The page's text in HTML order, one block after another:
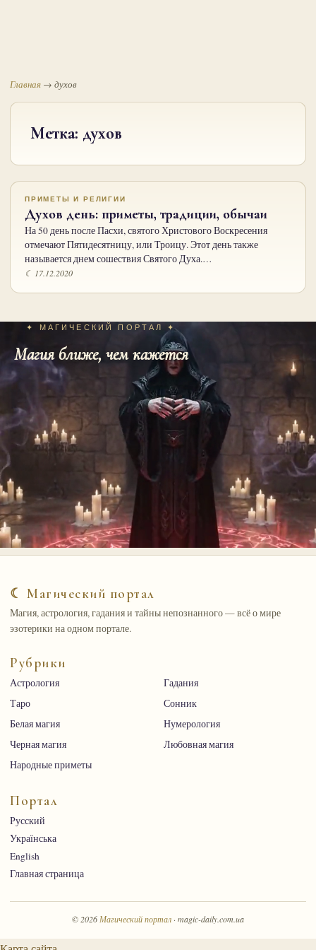
Главная → духов
Метка: духов
ПРИМЕТЫ И РЕЛИГИИ
Духов день: приметы, традиции, обычаи
На 50 день после Пасхи, святого Христового Воскресения
отмечают Пятидесятницу, или Троицу. Этот день также
называется днем сошествия Святого Духа.…
☾ 17.12.2020
✦ МАГИЧЕСКИЙ ПОРТАЛ ✦
Магия ближе, чем кажется
☾ Магический портал
Магия, астрология, гадания и тайны непознанного — всё о мире
эзотерики на одном портале.
Рубрики
Астрология
Гадания
Таро
Сонник
Белая магия
Нумерология
Черная магия
Любовная магия
Народные приметы
Портал
Русский
Українська
English
Главная страница
© 2026 Магический портал · magic-daily.com.ua